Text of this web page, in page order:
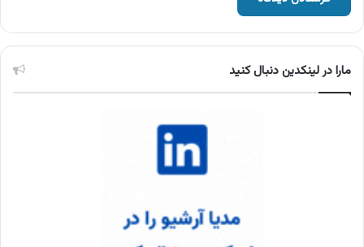
مارا در لینکدین دنبال کنید